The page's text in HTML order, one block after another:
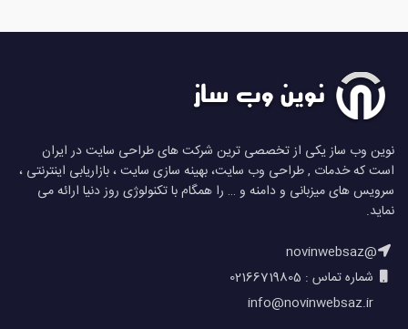
نوین وب ساز یکی از تخصصی ترین شرکت های طراحی سایت در ایران
است که خدمات , طراحی وب سایت، بهینه سازی سایت ، بازاریابی اینترنتی ،
سرویس های میزبانی و دامنه و … را همگام با تکنولوژی روز دنیا ارائه می
نماید.
@novinwebsaz
شماره تماس : 02166719805